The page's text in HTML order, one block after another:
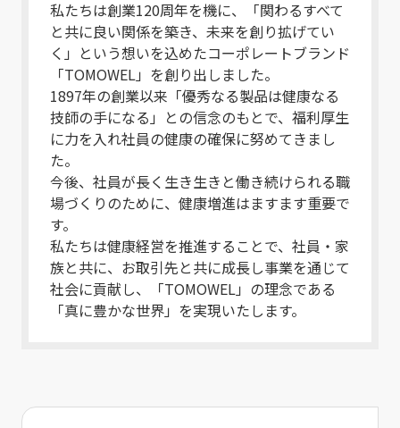
私たちは創業120周年を機に、「関わるすべて
と共に良い関係を築き、未来を創り拡げてい
く」という想いを込めたコーポレートブランド
「TOMOWEL」を創り出しました。
1897年の創業以来「優秀なる製品は健康なる
技師の手になる」との信念のもとで、福利厚生
に力を入れ社員の健康の確保に努めてきまし
た。
今後、社員が長く生き生きと働き続けられる職
場づくりのために、健康増進はますます重要で
す。
私たちは健康経営を推進することで、社員・家
族と共に、お取引先と共に成長し事業を通じて
社会に貢献し、「TOMOWEL」の理念である
「真に豊かな世界」を実現いたします。